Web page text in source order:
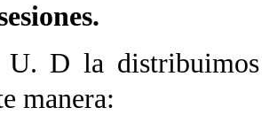
D la distribuimos
manera: